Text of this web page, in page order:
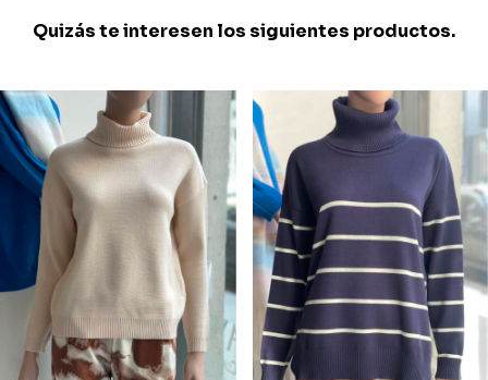
Quizás te interesen los siguientes productos.